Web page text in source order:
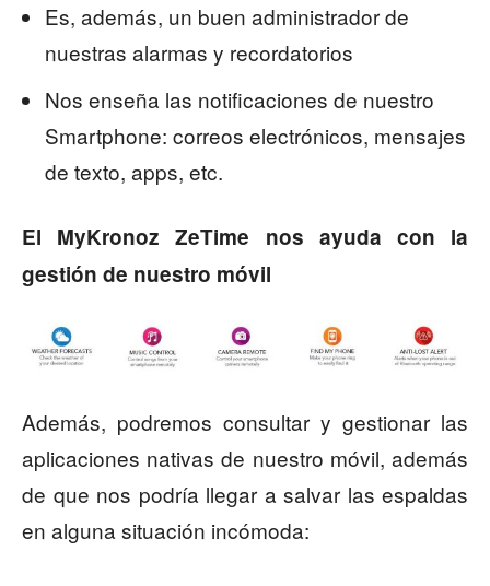
Es, además, un buen administrador de
nuestras alarmas y recordatorios
Nos enseña las notificaciones de nuestro
Smartphone: correos electrónicos, mensajes
de texto, apps, etc.
El MyKronoz ZeTime nos ayuda con la
gestión de nuestro móvil
Además, podremos consultar y gestionar las
aplicaciones nativas de nuestro móvil, además
de que nos podría llegar a salvar las espaldas
en alguna situación incómoda: